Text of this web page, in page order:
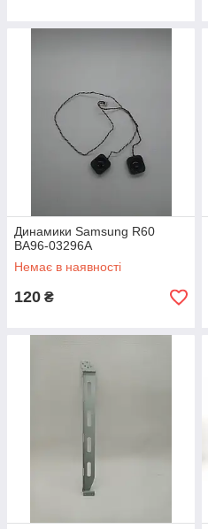
Динамики Samsung R60
BA96-03296A
Немає в наявності
120 ₴